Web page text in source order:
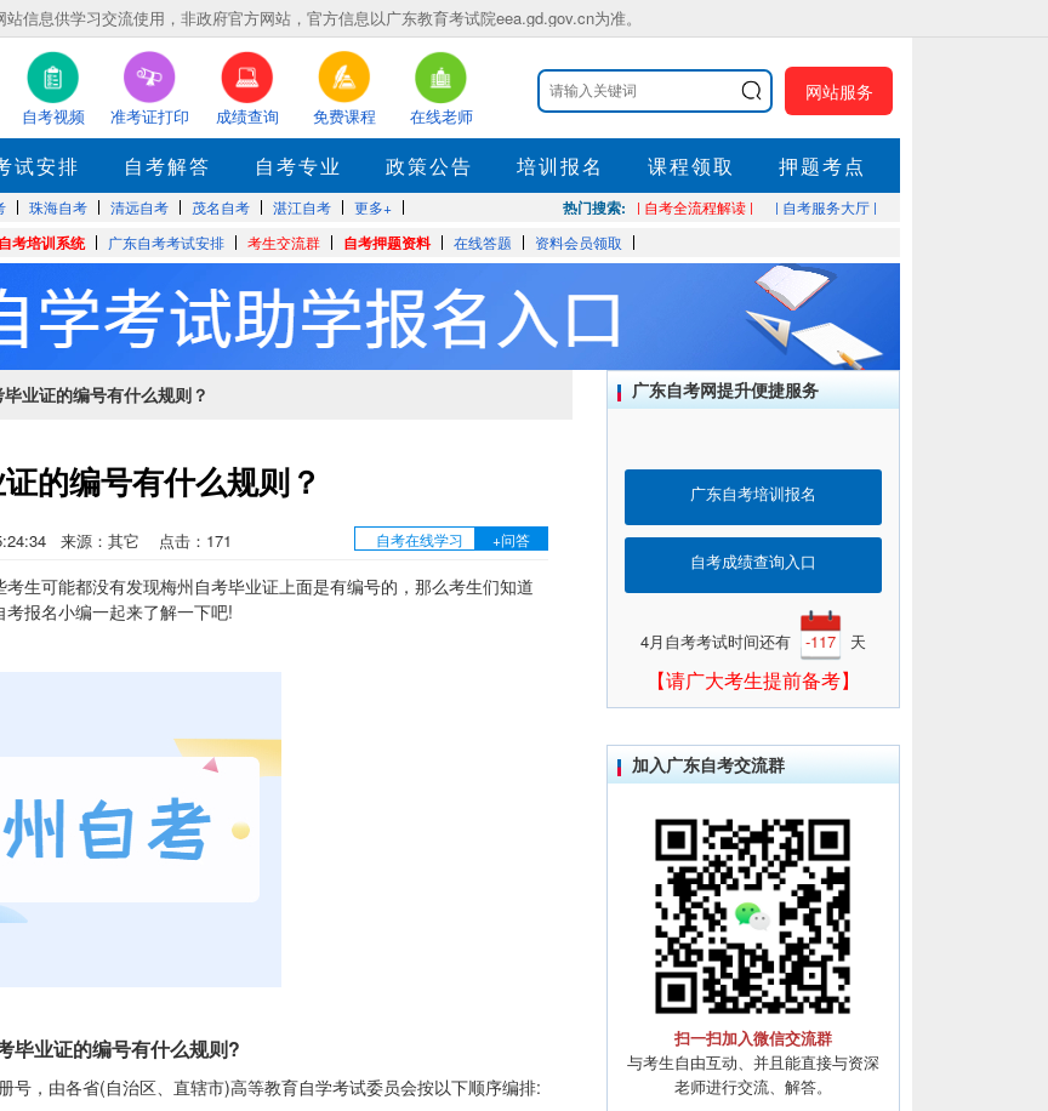
信息供学习交流使用，非政府官方网站，官方信息以广东教育考试院eea.gd.gov.cn为准。
自考视频 准考证打印 成绩查询 免费课程 在线老师
网站服务
试安排 自考解答 自考专业 政策公告 培训报名 课程领取 押题考点
珠海自考 清远自考 茂名自考 湛江自考 更多+ 热门搜索: | 自考全流程解读 | | 自考服务大厅 |
自考培训系统 广东自考考试安排 考生交流群 自考押题资料 在线答题 资料会员领取
业证的编号有什么规则？
的编号有什么规则？
来源：其它 点击： 171 自考在线学习 +问答
生可能都没有发现梅州自考毕业证上面是有编号的，那么考生们知道
报名小编一起来了解一下吧!
业证的编号有什么规则?
，由各省(自治区、直辖市)高等教育自学考试委员会按以下顺序编排:
广东自考网提升便捷服务
广东自考培训报名
自考成绩查询入口
4月自考考试时间还有 -117 天
【请广大考生提前备考】
加入广东自考交流群
扫一扫加入微信交流群
与考生自由互动、并且能直接与资深
老师进行交流、解答。